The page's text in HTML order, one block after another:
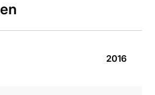
2016